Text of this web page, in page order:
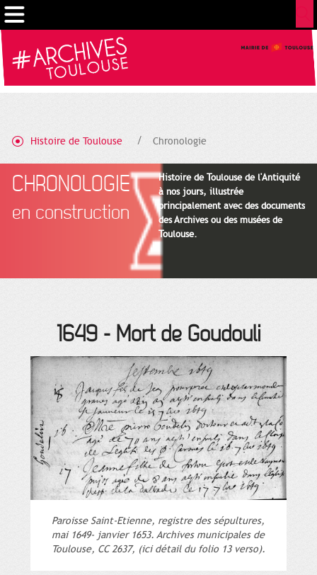
Histoire de Toulouse Chronologie
CHRONOLOGIE
en construction
Histoire de Toulouse de l'Antiquité
à nos jours, illustrée
principalement avec des documents
des Archives ou des musées de
Toulouse.
1649- Mort de Goudouli
Paroisse Saint-Etienne, registre des sépultures,
mai 1649- janvier 1653. Archives municipales de
Toulouse, CC 2637, (ici détail du folio 13 verso).
Gestion de vos préférences sur les cookies